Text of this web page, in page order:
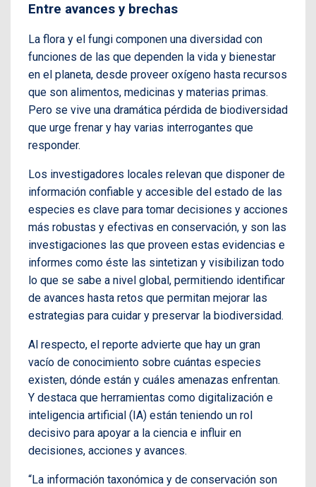
Entre avances y brechas
La flora y el fungi componen una diversidad con
funciones de las que dependen la vida y bienestar
en el planeta, desde proveer oxígeno hasta recursos
que son alimentos, medicinas y materias primas.
Pero se vive una dramática pérdida de biodiversidad
que urge frenar y hay varias interrogantes que
responder.
Los investigadores locales relevan que disponer de
información confiable y accesible del estado de las
especies es clave para tomar decisiones y acciones
más robustas y efectivas en conservación, y son las
investigaciones las que proveen estas evidencias e
informes como éste las sintetizan y visibilizan todo
lo que se sabe a nivel global, permitiendo identificar
de avances hasta retos que permitan mejorar las
estrategias para cuidar y preservar la biodiversidad.
Al respecto, el reporte advierte que hay un gran
vacío de conocimiento sobre cuántas especies
existen, dónde están y cuáles amenazas enfrentan.
Y destaca que herramientas como digitalización e
inteligencia artificial (IA) están teniendo un rol
decisivo para apoyar a la ciencia e influir en
decisiones, acciones y avances.
“La información taxonómica y de conservación son